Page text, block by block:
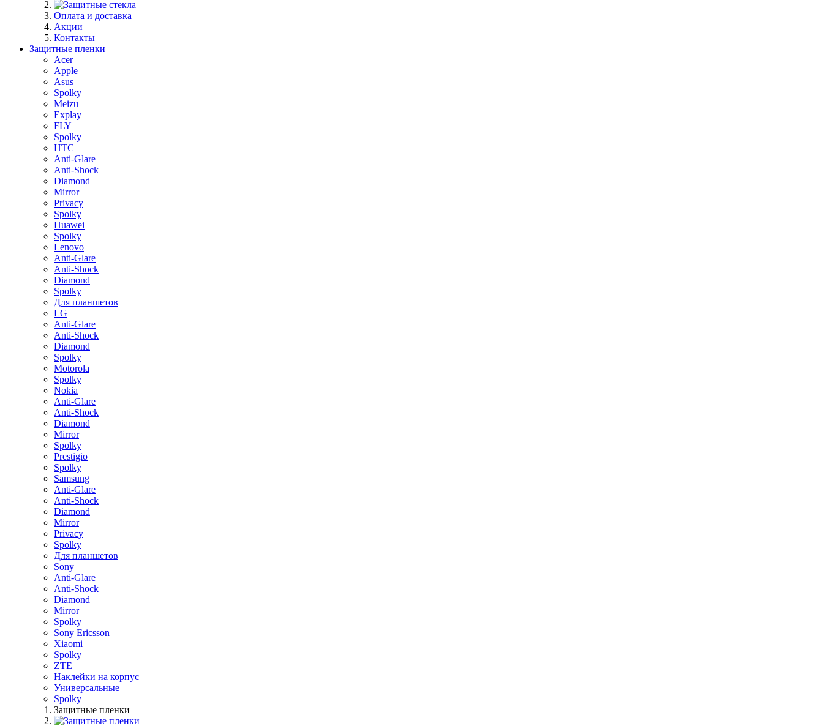
Оплата и доставка
Акции
Контакты
Защитные пленки
Acer
Apple
Asus
Spolky
Meizu
Explay
FLY
Spolky
HTC
Anti-Glare
Anti-Shock
Diamond
Mirror
Privacy
Spolky
Huawei
Spolky
Lenovo
Anti-Glare
Anti-Shock
Diamond
Spolky
Для планшетов
LG
Anti-Glare
Anti-Shock
Diamond
Spolky
Motorola
Spolky
Nokia
Anti-Glare
Anti-Shock
Diamond
Mirror
Spolky
Prestigio
Spolky
Samsung
Anti-Glare
Anti-Shock
Diamond
Mirror
Privacy
Spolky
Для планшетов
Sony
Anti-Glare
Anti-Shock
Diamond
Mirror
Spolky
Sony Ericsson
Xiaomi
Spolky
ZTE
Наклейки на корпус
Универсальные
Spolky
Защитные пленки